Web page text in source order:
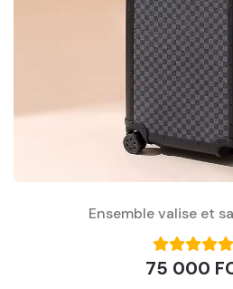
Ensemble valise et
75 000